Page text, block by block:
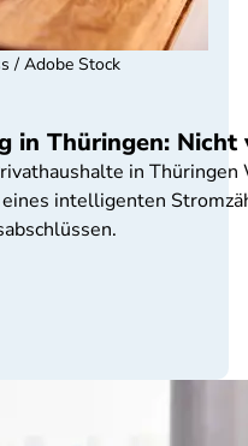
in Thüringen:
in
intelligenten
/ Adobe Stock